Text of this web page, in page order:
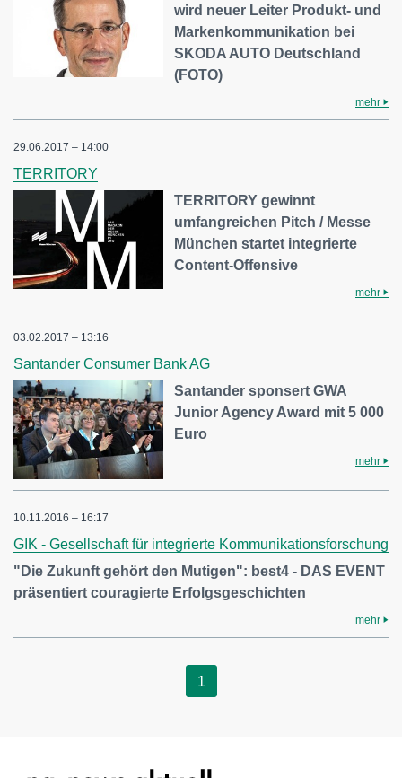
wird neuer Leiter Produkt- und
Markenkommunikation bei
SKODA AUTO Deutschland
(FOTO)
mehr
29.06.2017 – 14:00
TERRITORY
TERRITORY gewinnt
umfangreichen Pitch / Messe
München startet integrierte
Content-Offensive
mehr
03.02.2017 – 13:16
Santander Consumer Bank AG
Santander sponsert GWA
Junior Agency Award mit 5 000
Euro
mehr
10.11.2016 – 16:17
GIK - Gesellschaft für integrierte Kommunikationsforschung
"Die Zukunft gehört den Mutigen": best4 - DAS EVENT
präsentiert couragierte Erfolgsgeschichten
mehr
1